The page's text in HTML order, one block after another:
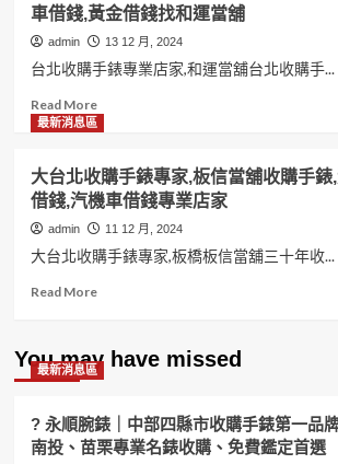
車借錢,黃金借錢找和運當舖
admin 13 12 月, 2024
台北收購手錶專業店家,和運當舖台北收購手...
Read MoreRead
more
台
北
收
購
手
錶
專
家
和
當
舖
手
最新消息區
大台北收購手錶專家,板信當舖收購手錶
借錢,汽機車借錢專業店家
admin 11 12 月, 2024
大台北收購手錶專家,板橋板信當舖三十年收...
Read MoreRead
大
台
收
購
手
You may have missed
最新消息區
? 永順腕錶｜中部四縣市收購手錶第一品
南投、苗栗專業名錶收購、免費鑑定首選